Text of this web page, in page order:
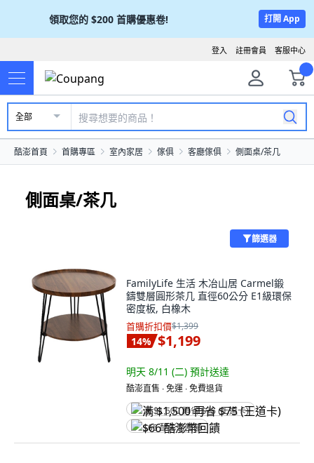
領取您的 $200 首購優惠卷! 打開 App
客服中心
註冊會員
登入
全部
酷澎首頁 首購專區 室內家居 傢俱 客廳傢俱 側面桌/茶几
側面桌/茶几
篩選器
FamilyLife 生活 木冶山居 Carmel鍛
鑄雙層圓形茶几 直徑60公分 E1級環保
密度板, 白橡木
首購折扣價$1,399
14% $1,199
明天 8/11 (二) 預計送達
酷澎直售 ∙ 免運 ∙ 免費退貨
满 $1,500 再省 $75 (王道卡)
$66 酷澎幣回饋